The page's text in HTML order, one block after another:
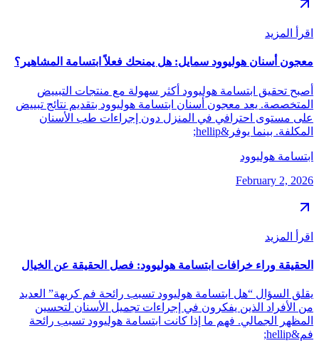
اقرأ المزيد
معجون أسنان هوليوود سمايل: هل يمنحك فعلاً ابتسامة المشاهير؟
أصبح تحقيق ابتسامة هوليوود أكثر سهولة مع منتجات التبييض
المتخصصة. يعد معجون أسنان ابتسامة هوليوود بتقديم نتائج تبييض
على مستوى احترافي في المنزل دون إجراءات طب الأسنان
المكلفة. بينما يوفر&hellip;
ابتسامة هوليوود
February 2, 2026
اقرأ المزيد
الحقيقة وراء خرافات ابتسامة هوليوود: فصل الحقيقة عن الخيال
يقلق السؤال “هل ابتسامة هوليوود تسبب رائحة فم كريهة” العديد
من الأفراد الذين يفكرون في إجراءات تجميل الأسنان لتحسين
المظهر الجمالي. فهم ما إذا كانت ابتسامة هوليوود تسبب رائحة
فم&hellip;